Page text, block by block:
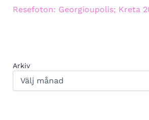
Resefoton: Georgioupolis; Kreta
Arkiv